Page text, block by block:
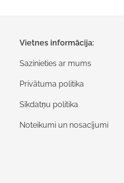
Vietnes informācija:
Sazinieties ar mums
Privātuma politika
Sīkdatņu politika
Noteikumi un nosacījumi